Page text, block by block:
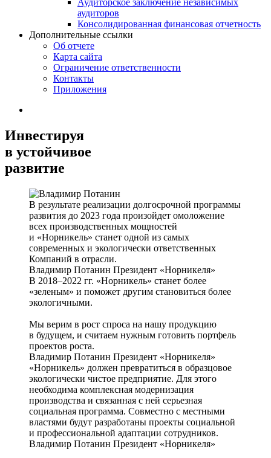
Аудиторское заключение независимых
аудиторов
Консолидированная финансовая отчетность
Дополнительные ссылки
Об отчете
Карта сайта
Ограничение ответственности
Контакты
Приложения
Инвестируя
в устойчивое
развитие
В результате реализации долгосрочной программы
развития до 2023 года произойдет омоложение
всех производственных мощностей
и «Норникель» станет одной из самых
современных и экологически ответственных
Компаний в отрасли.
Владимир Потанин Президент «Норникеля»
В 2018–2022 гг. «Норникель» станет более
«зеленым» и поможет другим становиться более
экологичными.
Мы верим в рост спроса на нашу продукцию
в будущем, и считаем нужным готовить портфель
проектов роста.
Владимир Потанин Президент «Норникеля»
«Норникель» должен превратиться в образцовое
экологически чистое предприятие. Для этого
необходима комплексная модернизация
производства и связанная с ней серьезная
социальная программа. Совместно с местными
властями будут разработаны проекты социальной
и профессиональной адаптации сотрудников.
Владимир Потанин Президент «Норникеля»